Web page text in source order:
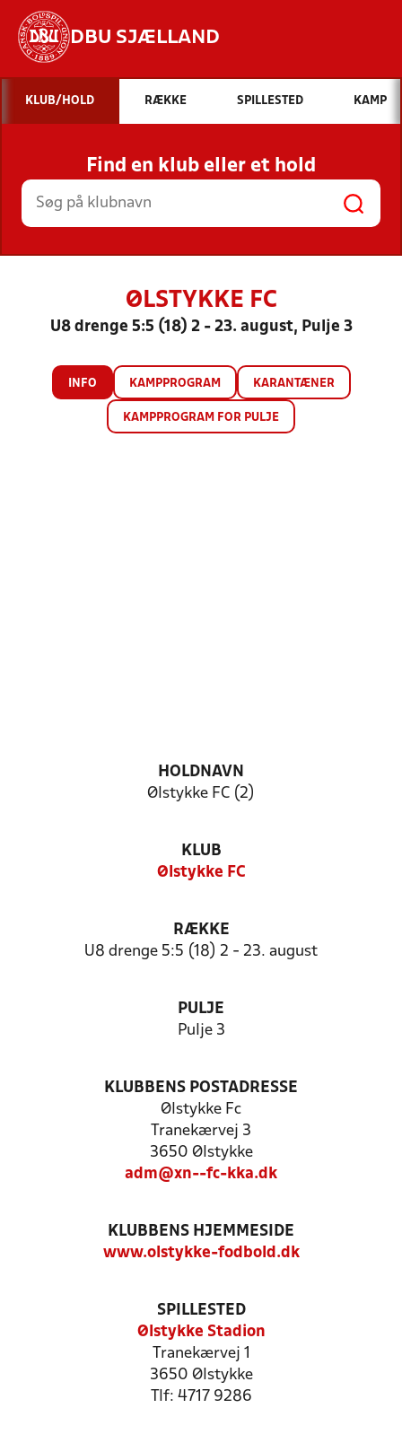
DBU SJÆLLAND
Hvad vil du søge efter?
INDHOLD OG NYHEDER
STILLINGER, RESULTATER, KLUBBER OG
HOLD
KLUB/HOLD RÆKKE SPILLESTED KAMP
Find en klub eller et hold
ØLSTYKKE FC
U8 drenge 5:5 (18) 2 - 23. august, Pulje 3
INFO KAMPPROGRAM KARANTÆNER
KAMPPROGRAM FOR PULJE
HOLDNAVN
Ølstykke FC (2)
KLUB
Ølstykke FC
RÆKKE
U8 drenge 5:5 (18) 2 - 23. august
PULJE
Pulje 3
KLUBBENS POSTADRESSE
Ølstykke Fc
Tranekærvej 3
3650 Ølstykke
adm@xn--fc-kka.dk
KLUBBENS HJEMMESIDE
www.olstykke-fodbold.dk
SPILLESTED
Ølstykke Stadion
Tranekærvej 1
3650 Ølstykke
Tlf: 4717 9286